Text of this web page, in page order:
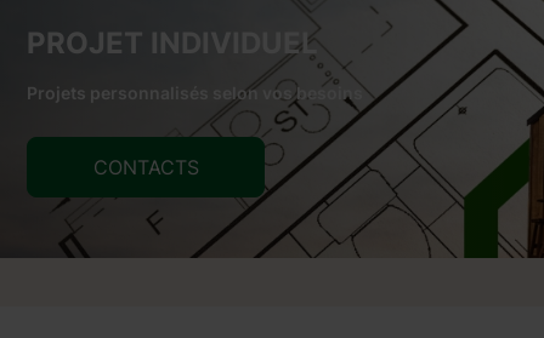
PROJET INDIVIDUEL
Projets personnalisés selon vos besoins
CONTACTS